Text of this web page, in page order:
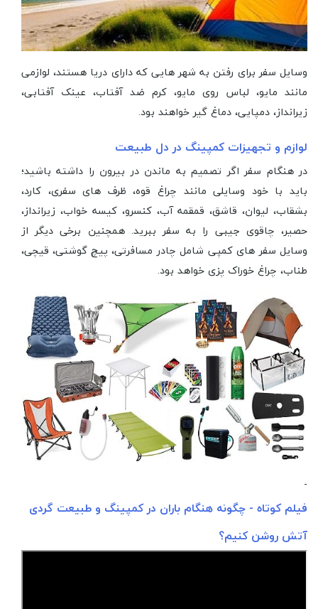
وسایل سفر برای رفتن به شهر هایی که دارای دریا هستند، لوازمی
مانند مایو، لباس روی مایو، کرم ضد آفتاب، عینک آفتابی،
زیرانداز، دمپایی، دماغ گیر خواهند بود.
لوازم و تجهیزات کمپینگ در دل طبیعت
در هنگام سفر اگر تصمیم به ماندن در بیرون را داشته باشید؛
باید با خود وسایلی مانند چراغ قوه، ظرف های سفری، کارد،
بشقاب، لیوان، قاشق، قمقمه آب، کنسرو، کیسه خواب، زیرانداز،
حصیر، چاقوی جیبی را به سفر ببرید. همچنین برخی دیگر از
وسایل سفر های کمپی شامل چادر مسافرتی، پیچ گوشتی، قیچی،
طناب، چراغ خوراک پزی خواهد بود.
-
فیلم کوتاه - چگونه هنگام باران در کمپینگ و طبیعت گردی
آتش روشن کنیم؟